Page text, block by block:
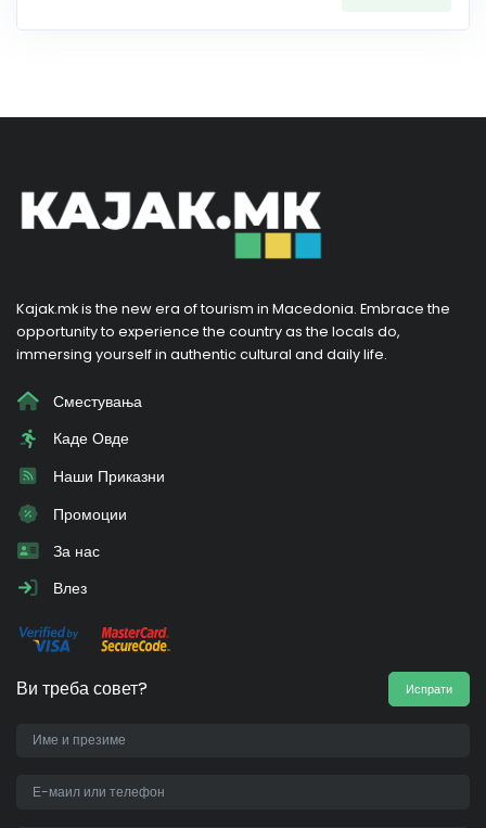
Kajak.mk is the new era of tourism in Macedonia. Embrace the
opportunity to experience the country as the locals do,
immersing yourself in authentic cultural and daily life.
Сместувања
Каде Овде
Наши Приказни
Промоции
За нас
Влез
Ви треба совет? Испрати